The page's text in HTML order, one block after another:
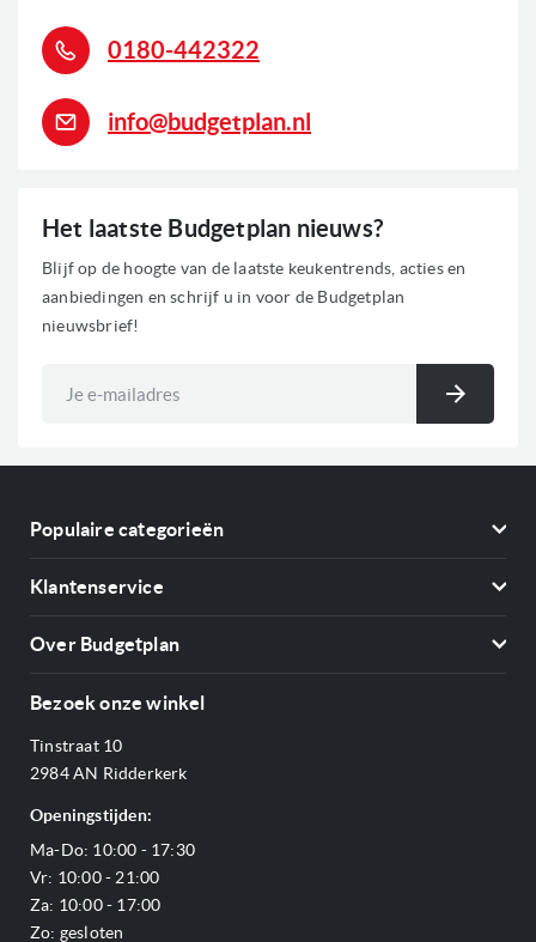
Het laatste Budgetplan nieuws?
Blijf op de hoogte van de laatste keukentrends, acties en
aanbiedingen en schrijf u in voor de Budgetplan
nieuwsbrief!
0180-442322
info@budgetplan.nl
Populaire categorieën
Kookplaten
Afzuigkappen
Ovens
Stoomovens
Magnetrons
Vaatwassers
Complete keukens
Outlet
Klantenservice
Betalen
Veelgestelde vragen
Service & garantie
Sitemap
Over Budgetplan
Adres & Route
Reviews Budgetplan
Blog
Bezoek onze winkel
Tinstraat 10
2984 AN Ridderkerk
Openingstijden:
Ma-Do: 10:00 - 17:30
Vr: 10:00 - 21:00
Za: 10:00 - 17:00
Zo: gesloten